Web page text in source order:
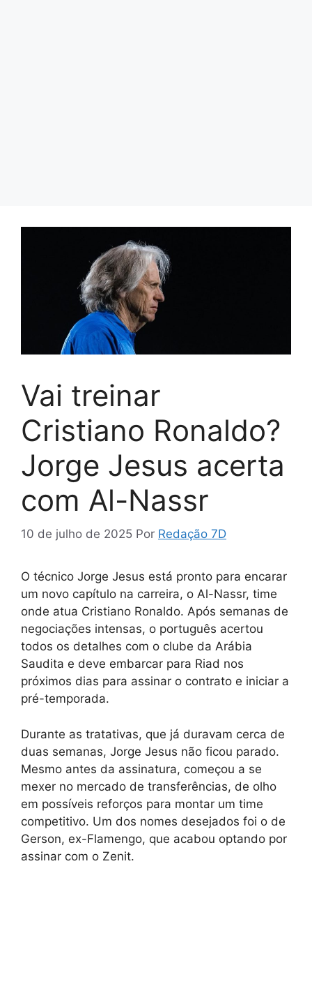
Vai treinar
Cristiano Ronaldo?
Jorge Jesus acerta
com Al-Nassr
10 de julho de 2025 Por Redação 7D
O técnico Jorge Jesus está pronto para encarar
um novo capítulo na carreira, o Al-Nassr, time
onde atua Cristiano Ronaldo. Após semanas de
negociações intensas, o português acertou
todos os detalhes com o clube da Arábia
Saudita e deve embarcar para Riad nos
próximos dias para assinar o contrato e iniciar a
pré-temporada.
Durante as tratativas, que já duravam cerca de
duas semanas, Jorge Jesus não ficou parado.
Mesmo antes da assinatura, começou a se
mexer no mercado de transferências, de olho
em possíveis reforços para montar um time
competitivo. Um dos nomes desejados foi o de
Gerson, ex-Flamengo, que acabou optando por
assinar com o Zenit.